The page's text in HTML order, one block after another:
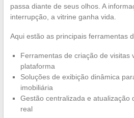
passa diante de seus olhos. A
interrupção, a vitrine ganha vida.
Aqui estão as principais ferramentas
Ferramentas de criação de visitas
plataforma
Soluções de exibição dinâmica
imobiliária
Gestão centralizada e atualização
real